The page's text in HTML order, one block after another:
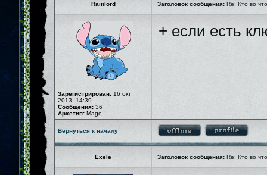
Rainlord Заголовок сообщения: Re: Кто во
Зарегистрирован: 16 окт
2013, 14:39
Сообщения: 36
Архетип: Mage
+ если есть
Вернуться к началу
Exele Заголовок сообщения: Re: Кто во